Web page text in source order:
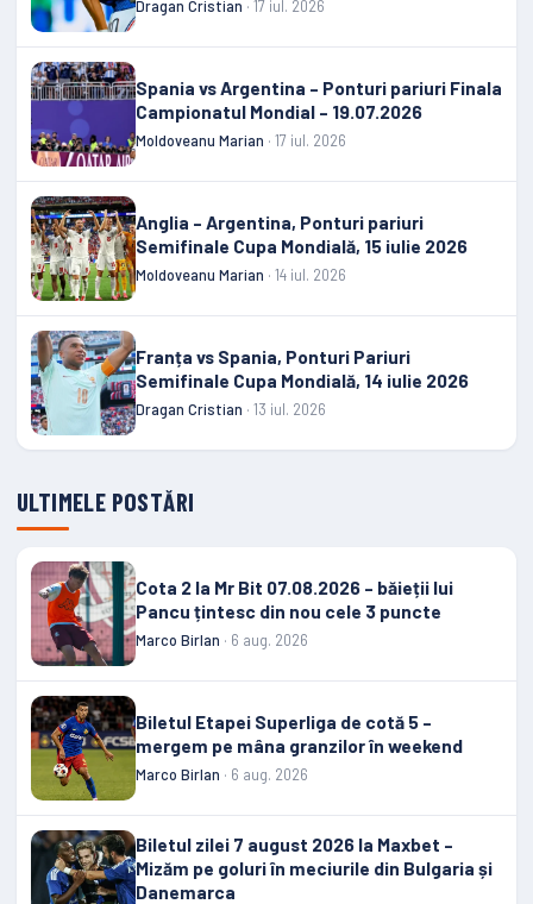
Dragan Cristian · 17 iul. 2026
Spania vs Argentina – Ponturi pariuri Finala
Campionatul Mondial – 19.07.2026
Moldoveanu Marian · 17 iul. 2026
Anglia – Argentina, Ponturi pariuri
Semifinale Cupa Mondială, 15 iulie 2026
Moldoveanu Marian · 14 iul. 2026
Franța vs Spania, Ponturi Pariuri
Semifinale Cupa Mondială, 14 iulie 2026
Dragan Cristian · 13 iul. 2026
ULTIMELE POSTĂRI
Cota 2 la Mr Bit 07.08.2026 – băieții lui
Pancu țintesc din nou cele 3 puncte
Marco Birlan · 6 aug. 2026
Biletul Etapei Superliga de cotă 5 –
mergem pe mâna granzilor în weekend
Marco Birlan · 6 aug. 2026
Biletul zilei 7 august 2026 la Maxbet –
Mizăm pe goluri în meciurile din Bulgaria și
Danemarca